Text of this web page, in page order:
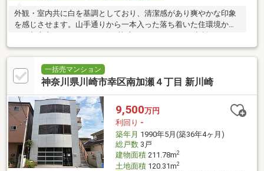
外観・室内共に白を基調としており、清潔感があり爽やかな印象
を感じさせます。山手通りから一本入った落ち着いた住環境か
一括売マンション
神奈川県川崎市幸区南加瀬４丁目 新川崎
9,500万円
利回り -
築年月 1990年5月(築36年4ヶ月)
総戸数3戸
建物面積211.78m2
土地面積120.31m2